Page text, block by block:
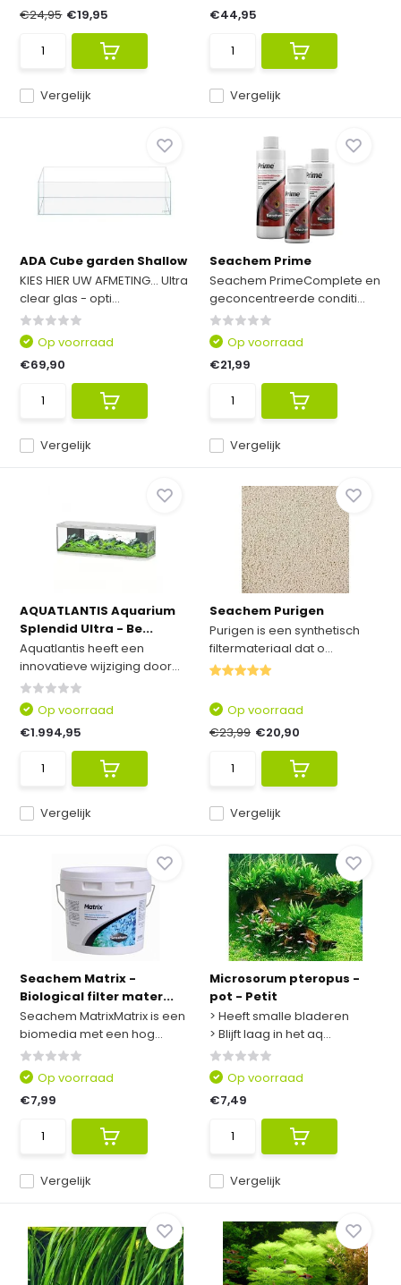
Vergelijk
€24,95 €19,95
Vergelijk
€44,95
ADA Cube garden Shallow
KIES HIER UW AFMETING... Ultra
clear glas - opti...
Vergelijk
Op voorraad
€69,90
Seachem Prime
Seachem PrimeComplete en
geconcentreerde conditi...
Vergelijk
Op voorraad
€21,99
AQUATLANTIS Aquarium
Splendid Ultra - Be...
Aquatlantis heeft een
innovatieve wijziging door...
Vergelijk
Op voorraad
€1.994,95
Seachem Purigen
Purigen is een synthetisch
filtermateriaal dat o...
Vergelijk
Op voorraad
€23,99 €20,90
Seachem Matrix -
Biological filter mater...
Seachem MatrixMatrix is een
biomedia met een hog...
Vergelijk
Op voorraad
€7,99
Microsorum pteropus -
pot - Petit
> Heeft smalle bladeren
> Blijft laag in het aq...
Vergelijk
Op voorraad
€7,49